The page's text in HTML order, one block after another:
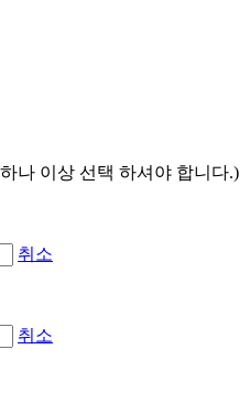
나 이상 선택 하셔야 합니다.)
취소
취소